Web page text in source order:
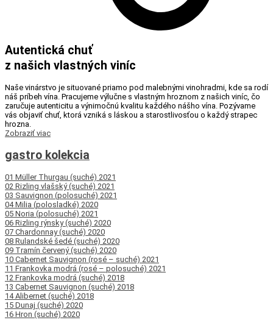
Autentická chuť
z našich vlastných viníc
Naše vinárstvo je situované priamo pod malebnými vinohradmi, kde sa rodí
náš príbeh vína. Pracujeme výlučne s vlastným hroznom z našich viníc, čo
zaručuje autenticitu a výnimočnú kvalitu každého nášho vína. Pozývame
vás objaviť chuť, ktorá vzniká s láskou a starostlivosťou o každý strapec
hrozna.
Zobraziť viac
gastro kolekcia
01 Müller Thurgau (suché) 2021
02 Rizling vlašský (suché) 2021
03 Sauvignon (polosuché) 2021
04 Milia (polosladké) 2020
05 Noria (polosuché) 2021
06 Rizling rýnsky (suché) 2020
07 Chardonnay (suché) 2020
08 Rulandské šedé (suché) 2020
09 Tramín červený (suché) 2020
10 Cabernet Sauvignon (rosé – suché) 2021
11 Frankovka modrá (rosé – polosuché) 2021
12 Frankovka modrá (suché) 2018
13 Cabernet Sauvignon (suché) 2018
14 Alibernet (suché) 2018
15 Dunaj (suché) 2020
16 Hron (suché) 2020